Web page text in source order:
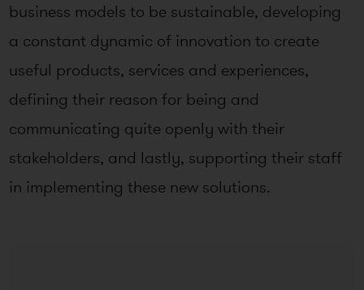
business models to be sustainable, developing
a constant dynamic of innovation to create
useful products, services and experiences,
defining their reason for being and
communicating quite openly with their
stakeholders, and lastly, supporting their staff
in implementing these new solutions.